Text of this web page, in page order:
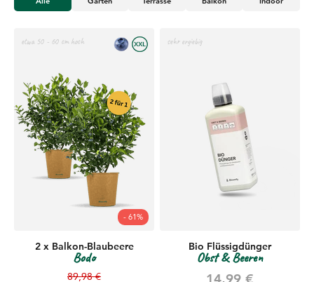
etwa 50 - 60 cm hoch
- 61%
2 x Balkon-Blaubeere
Bodo
Regulärer Preis
89,98 €
sehr ergiebig
Bio Flüssigdünger
Obst & Beeren
Angebot